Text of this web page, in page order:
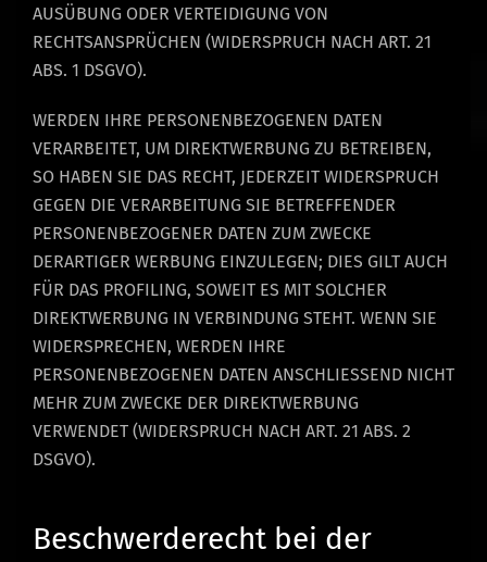
AUSÜBUNG ODER VERTEIDIGUNG VON
RECHTSANSPRÜCHEN (WIDERSPRUCH NACH ART. 21
ABS. 1 DSGVO).
WERDEN IHRE PERSONENBEZOGENEN DATEN
VERARBEITET, UM DIREKTWERBUNG ZU BETREIBEN,
SO HABEN SIE DAS RECHT, JEDERZEIT WIDERSPRUCH
GEGEN DIE VERARBEITUNG SIE BETREFFENDER
PERSONENBEZOGENER DATEN ZUM ZWECKE
DERARTIGER WERBUNG EINZULEGEN; DIES GILT AUCH
FÜR DAS PROFILING, SOWEIT ES MIT SOLCHER
DIREKTWERBUNG IN VERBINDUNG STEHT. WENN SIE
WIDERSPRECHEN, WERDEN IHRE
PERSONENBEZOGENEN DATEN ANSCHLIESSEND NICHT
MEHR ZUM ZWECKE DER DIREKTWERBUNG
VERWENDET (WIDERSPRUCH NACH ART. 21 ABS. 2
DSGVO).
Beschwerde­recht bei der